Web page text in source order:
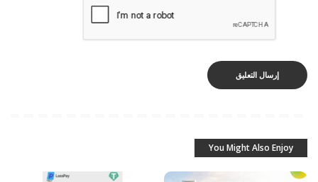
You Might Also Enjoy